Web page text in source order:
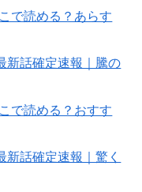
で読める？あらす
新話確定速報｜騰の
で読める？おすす
話確定速報｜驚く